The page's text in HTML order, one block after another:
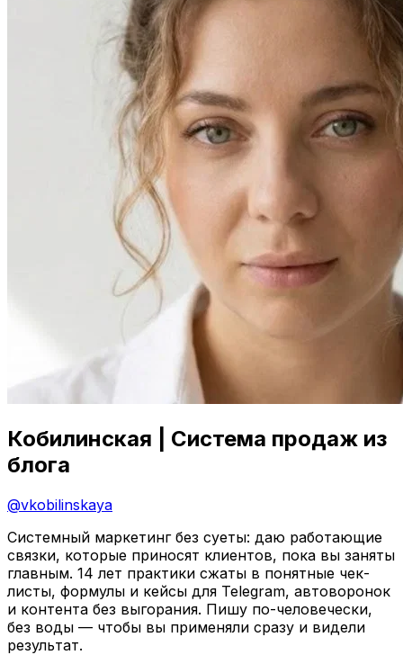
Кобилинская | Система продаж из
блога
@vkobilinskaya
Системный маркетинг без суеты: даю работающие
связки, которые приносят клиентов, пока вы заняты
главным. 14 лет практики сжаты в понятные чек-
листы, формулы и кейсы для Telegram, автоворонок
и контента без выгорания. Пишу по-человечески,
без воды — чтобы вы применяли сразу и видели
результат.